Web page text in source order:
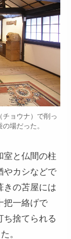
ョウナ）で削っ
場だった。
室と仏間の柱
やカシなどで
きの苫屋には
把一絡げで
ち捨てられる
。